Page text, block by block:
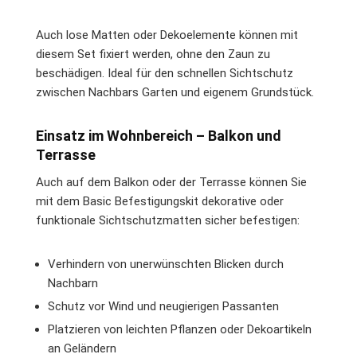
Auch lose Matten oder Dekoelemente können mit
diesem Set fixiert werden, ohne den Zaun zu
beschädigen. Ideal für den schnellen Sichtschutz
zwischen Nachbars Garten und eigenem Grundstück.
Einsatz im Wohnbereich – Balkon und
Terrasse
Auch auf dem Balkon oder der Terrasse können Sie
mit dem Basic Befestigungskit dekorative oder
funktionale Sichtschutzmatten sicher befestigen:
Verhindern von unerwünschten Blicken durch
Nachbarn
Schutz vor Wind und neugierigen Passanten
Platzieren von leichten Pflanzen oder Dekoartikeln
an Geländern